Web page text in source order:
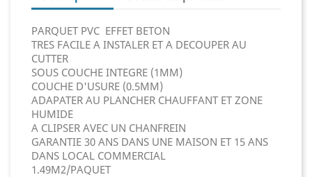
PARQUET PVC EFFET BETON
TRES FACILE A INSTALER ET A DECOUPER AU
CUTTER
SOUS COUCHE INTEGRE (1MM)
COUCHE D'USURE (0.5MM)
ADAPATER AU PLANCHER CHAUFFANT ET ZONE
HUMIDE
A CLIPSER AVEC UN CHANFREIN
GARANTIE 30 ANS DANS UNE MAISON ET 15 ANS
DANS LOCAL COMMERCIAL
1.49M2/PAQUET